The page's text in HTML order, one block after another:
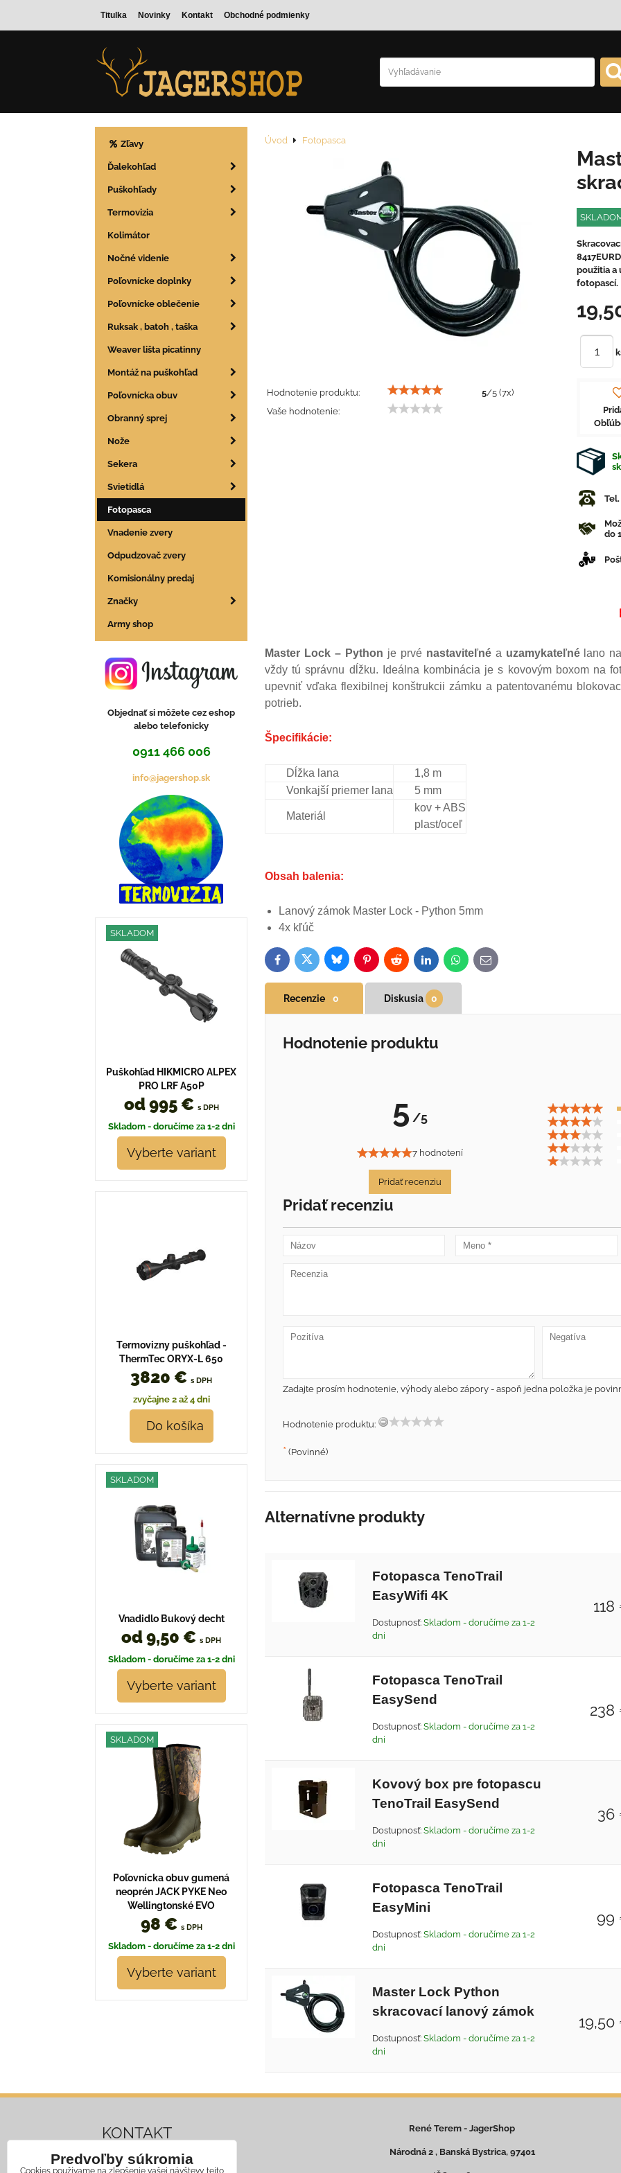
Titulka Novinky Kontakt Obchodné podmienky
Úvod Fotopasca
Hodnotenie produktu: 5/5 (7x)
Vaše hodnotenie:
použitia a
fotopascí.
do
Master Lock – Python je prvé nastaviteľnéa uzamykateľnélano na
vždy tú správnu dĺžku. Ideálna kombinácia je s kovovým boxom na
upevniť vďaka flexibilnej konštrukcii zámku a patentovanému
potrieb.
Špecifikácie:
Dĺžka lana
1,8 m
Vonkajší priemer lana
5 mm
Materiál
kov + ABS
plast/oceľ
Obsah balenia:
Lanový zámok Master Lock - Python 5mm
4x kľúč
FacebookTwitterBlueskyPinterestReddit LinkedInWhatsApp
E-
mail
Recenzie 0 Diskusia 0
Hodnotenie produktu
5 /5
7 hodnotení
Pridať recenziu
Pridať recenziu
Zadajte prosím hodnotenie, výhody alebo zápory - aspoň jedna položka je
Hodnotenie produktu:
* (Povinné)
Alternatívne produkty
Fotopasca TenoTrail
EasyWifi 4K
Dostupnosť: Skladom - doručíme za 1-2
dni
Fotopasca TenoTrail
EasySend
Dostupnosť: Skladom - doručíme za 1-2
dni
238
Kovový box pre fotopascu
TenoTrail EasySend
Dostupnosť: Skladom - doručíme za 1-2
dni
36
Fotopasca TenoTrail
EasyMini
Dostupnosť: Skladom - doručíme za 1-2
dni
99
Master Lock Python
skracovací lanový zámok
Dostupnosť: Skladom - doručíme za 1-2
dni
19,50
Zľavy
Ďalekohľad
Puškohľady
Termovizia
Kolimátor
Nočné videnie
Poľovnícke doplnky
Poľovnícke oblečenie
Ruksak , batoh , taška
Weaver lišta picatinny
Montáž na puškohľad
Poľovnícka obuv
Obranný sprej
Nože
Sekera
Svietidlá
Fotopasca
Vnadenie zvery
Odpudzovač zvery
Komisionálny predaj
Značky
Army shop
Objednať si môžete cez eshop
alebo telefonicky
0911 466 006
info@jagershop.sk
SKLADOM
Puškohľad HIKMICRO ALPEX
PRO LRF A50P
od 995 € s DPH
Skladom - doručíme za 1-2 dni
Vyberte variant
Termovizny puškohľad -
ThermTec ORYX-L 650
3820 € s DPH
zvyčajne 2 až 4 dni
Do košíka
SKLADOM
Vnadidlo Bukový decht
od 9,50 € s DPH
Skladom - doručíme za 1-2 dni
Vyberte variant
SKLADOM
Poľovnícka obuv gumená
neoprén JACK PYKE Neo
Wellingtonské EVO
98 € s DPH
Skladom - doručíme za 1-2 dni
Vyberte variant
KONTAKT
Mobil: +421 911 466 006
René Terem - JagerShop
Národná 2 , Banská Bystrica, 97401
Predvoľby súkromia
Cookies používame na zlepšenie vašej návštevy tejto